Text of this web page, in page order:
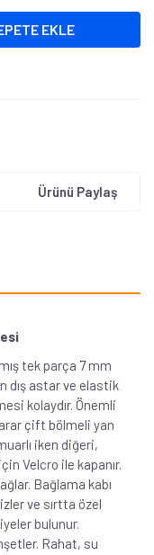
EKLE
Ürünü Paylaş
tek parça 7 mm
dış astar ve elastik
kolaydır. Önemli
çift bölmeli yan
iken diğeri,
Velcro ile kapanır.
Bağlama kabı
ve sırtta özel
bulunur.
Rahat, su